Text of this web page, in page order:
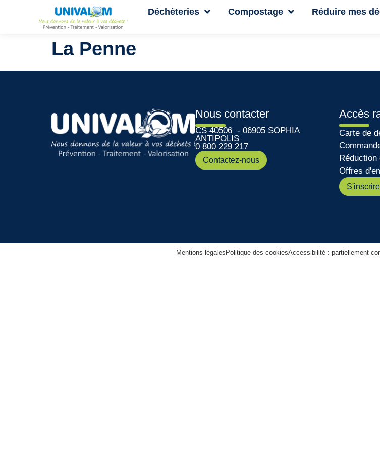
Déchèteries Compostage Réduire mes
La Penne
Nous contacter
CS 40506 - 06905 SOPHIA
ANTIPOLIS
0 800 229 217
Contactez-nous
Accès
Carte de
Offres
Mentions légales Politique des cookiesAccessibilité : partiellement